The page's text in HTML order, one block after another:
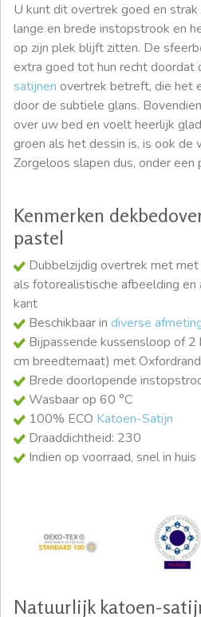
U kunt dit overtrek goed en
lange en brede instopstrook en
op zijn plek blijft zitten. De
extra goed tot hun recht doordat
satijnen overtrek betreft, die het
door de subtiele glans.
over uw bed en voelt heerlijk
groen als het dessin is, is ook de
Zorgeloos slapen dus, onder
Kenmerken
pastel
Dubbelzijdig overtrek met
als fotorealistische afbeelding en
kant
Beschikbaar in diverse
Bijpassende kussensloop of
cm breedtemaat) met Oxfordrand
Brede doorlopende
Wasbaar op 60 °C
100% ECO Katoen-Satijn
Draaddichtheid: 230
Indien op voorraad, snel in huis
Natuurlijk katoen-